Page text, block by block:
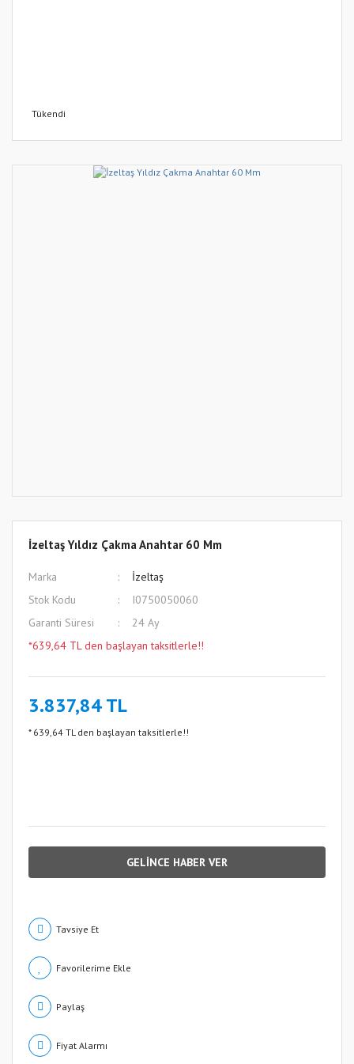
Tükendi
İzeltaş Yıldız Çakma Anahtar 60 Mm
Marka
İzeltaş
Stok Kodu
I0750050060
Garanti Süresi
24 Ay
*639,64 TL den başlayan taksitlerle!!
3.837,84 TL
* 639,64 TL den başlayan taksitlerle!!
GELİNCE HABER VER
Tavsiye Et
Paylaş
Fiyat Alarmı